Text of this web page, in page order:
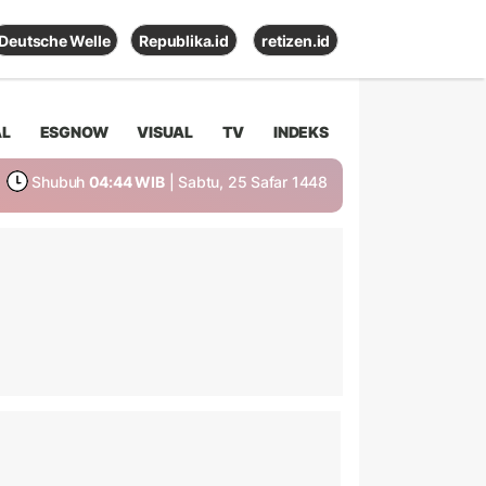
Deutsche Welle Republika.id retizen.id
ESGNOW VISUAL TV INDEKS
Shubuh 04:44 WIB | Sabtu, 25 Safar 1448